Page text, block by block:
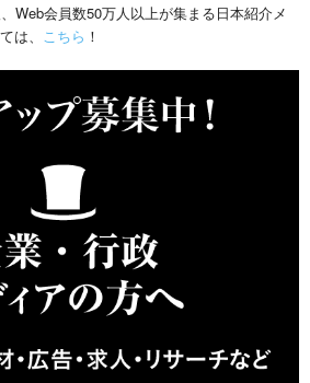
Web会員数50万人以上が集まる日本紹介メ
は、 こちら ！